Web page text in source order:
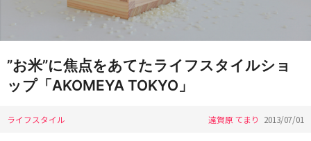
”お米”に焦点をあてたライフスタイルショ
ップ「AKOMEYA TOKYO」
ライフスタイル 遠賀原 てまり 2013/07/01